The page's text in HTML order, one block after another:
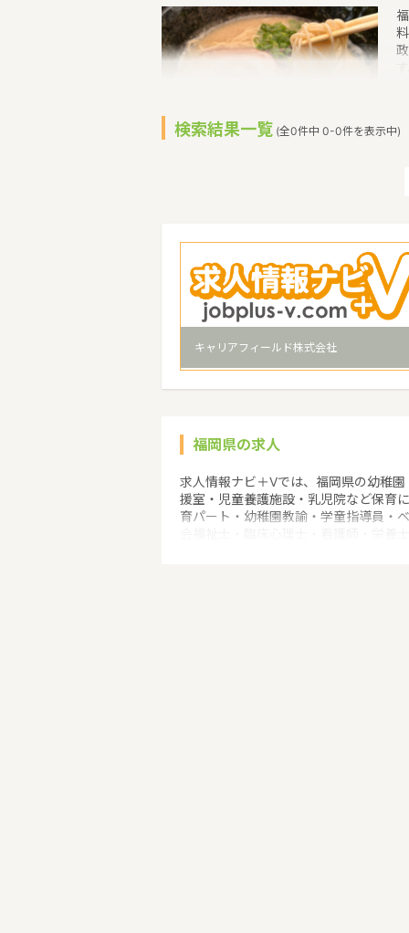
検索結果一覧 (全0件中 0-0件を表示中)
キャリアフィールド株式会社
福岡県の求人
求人情報ナビ＋Vでは、福岡県の幼稚
援室・児童養護施設・乳児院など保育
育パート・幼稚園教諭・学童指導員・